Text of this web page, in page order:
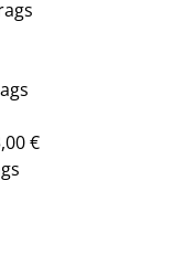
€